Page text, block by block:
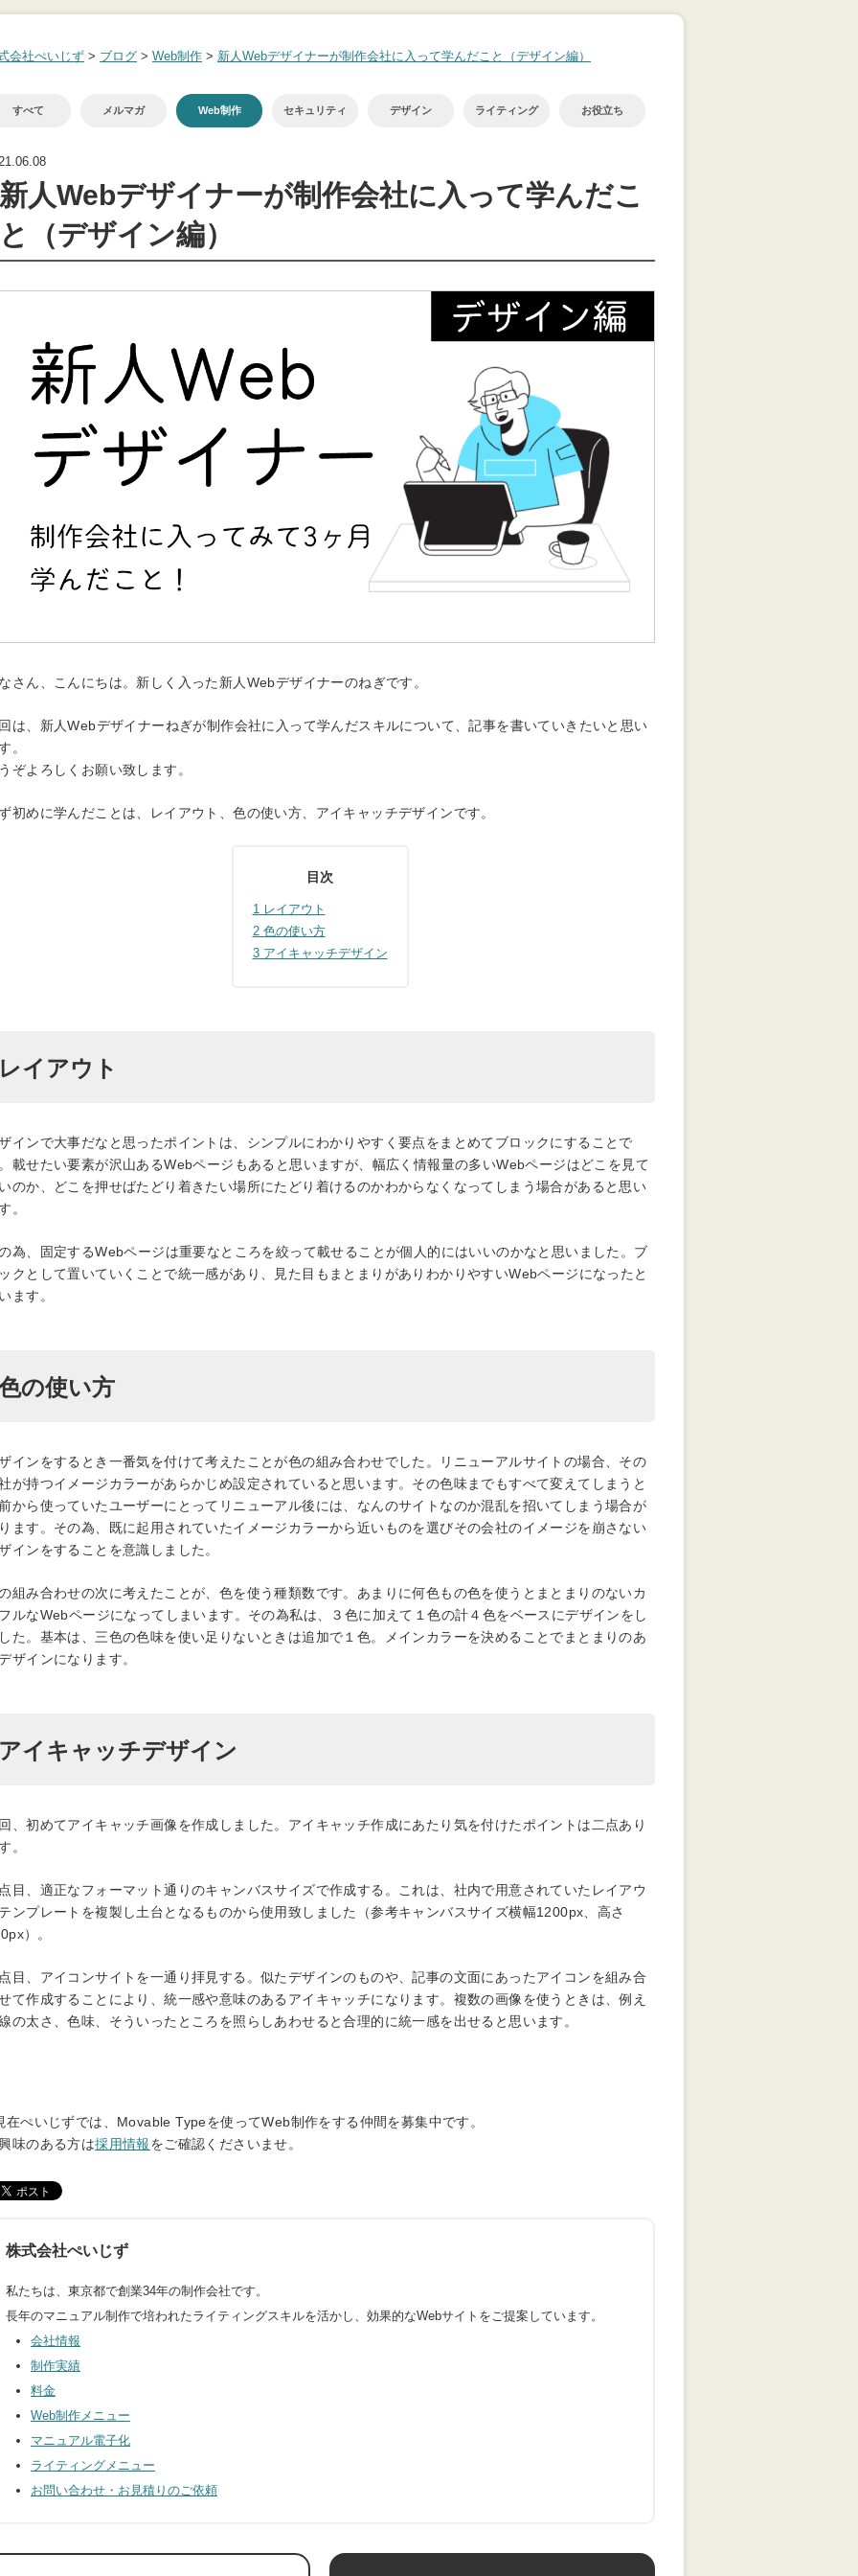
会社ぺいじず > ブログ > Web制作 > 新人Webデザイナーが制作会社に入って学んだこと（デザイン編）
すべて メルマガ Web制作 セキュリティ デザイン ライティング お役立ち
新人Webデザイナーが制作会社に入って学んだこ
と（デザイン編）
さん、こんにちは。新しく入った新人Webデザイナーのねぎです。
は、新人Webデザイナーねぎが制作会社に入って学んだスキルについて、記事を書いていきたいと思い
。
ぞよろしくお願い致します。
初めに学んだことは、レイアウト、色の使い方、アイキャッチデザインです。
目次
1レイアウト
2色の使い方
3アイキャッチデザイン
レイアウト
インで大事だなと思ったポイントは、シンプルにわかりやすく要点をまとめてブロックにすることで
載せたい要素が沢山あるWebページもあると思いますが、幅広く情報量の多いWebページはどこを見て
のか、どこを押せばたどり着きたい場所にたどり着けるのかわからなくなってしまう場合があると思い
。
為、固定するWebページは重要なところを絞って載せることが個人的にはいいのかなと思いました。ブ
クとして置いていくことで統一感があり、見た目もまとまりがありわかりやすいWebページになったと
ます。
の使い方
インをするとき一番気を付けて考えたことが色の組み合わせでした。リニューアルサイトの場合、その
が持つイメージカラーがあらかじめ設定されていると思います。その色味までもすべて変えてしまうと
から使っていたユーザーにとってリニューアル後には、なんのサイトなのか混乱を招いてしまう場合が
ます。その為、既に起用されていたイメージカラーから近いものを選びその会社のイメージを崩さない
インをすることを意識しました。
組み合わせの次に考えたことが、色を使う種類数です。あまりに何色もの色を使うとまとまりのないカ
ルなWebページになってしまいます。その為私は、３色に加えて１色の計４色をベースにデザインをし
た。基本は、三色の色味を使い足りないときは追加で１色。メインカラーを決めることでまとまりのあ
ザインになります。
アイキャッチデザイン
、初めてアイキャッチ画像を作成しました。アイキャッチ作成にあたり気を付けたポイントは二点あり
。
目、適正なフォーマット通りのキャンバスサイズで作成する。これは、社内で用意されていたレイアウ
テンプレートを複製し土台となるものから使用致しました（参考キャンバスサイズ横幅1200px、高さ
）。
目、アイコンサイトを一通り拝見する。似たデザインのものや、記事の文面にあったアイコンを組み合
て作成することにより、統一感や意味のあるアイキャッチになります。複数の画像を使うときは、例え
の太さ、色味、そういったところを照らしあわせると合理的に統一感を出せると思います。
在ぺいじずでは、Movable Typeを使ってWeb制作をする仲間を募集中です。
味のある方は採用情報をご確認くださいませ。
株式会社ぺいじず
私たちは、東京都で創業34年の制作会社です。
長年のマニュアル制作で培われたライティングスキルを活かし、効果的なWebサイトをご提案しています。
会社情報
制作実績
料金
Web制作メニュー
マニュアル電子化
ライティングメニュー
お問い合わせ・お見積りのご依頼